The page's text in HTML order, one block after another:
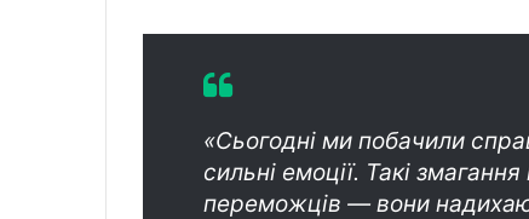
«Сьогодні ми побачили
сильні емоції. Такі
переможців — вони